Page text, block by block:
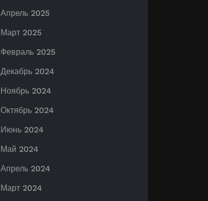
Апрель 2025
Март 2025
Февраль 2025
Декабрь 2024
Ноябрь 2024
Октябрь 2024
Июнь 2024
Май 2024
Апрель 2024
Март 2024